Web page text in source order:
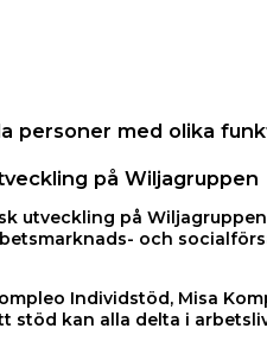
personer med olika
på Wiljagruppen
utveckling på
och
Individstöd, Misa
stöd kan alla delta i